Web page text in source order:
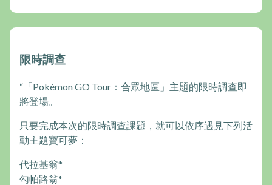
限時調查
“「Pokémon GO Tour：合眾地區」主題的限時調查即
將登場。
只要完成本次的限時調查課題，就可以依序遇見下列活
動主題寶可夢：
代拉基翁*
勾帕路翁*